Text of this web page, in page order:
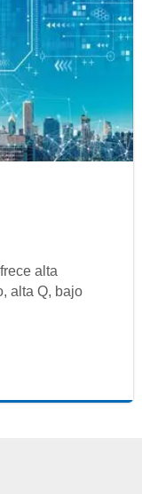
alta
alta Q, bajo